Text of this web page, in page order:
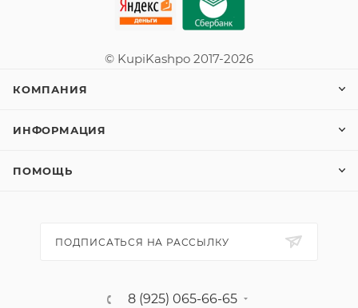
© KupiKashpo 2017-2026
КОМПАНИЯ
ИНФОРМАЦИЯ
ПОМОЩЬ
ПОДПИСАТЬСЯ НА РАССЫЛКУ
8 (925) 065-66-65